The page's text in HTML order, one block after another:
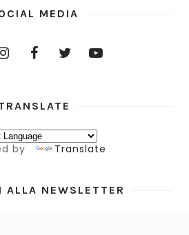
MEDIA
by Translate
ALLA NEWSLETTER